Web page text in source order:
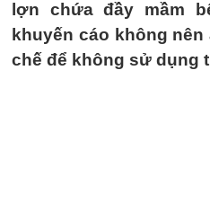
lợn chứa đầy mầm
khuyến cáo không
chế để không sử dụng